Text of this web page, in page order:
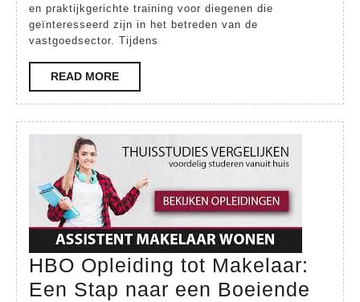
Jaar
en praktijkgerichte training voor diegenen die
geïnteresseerd zijn in het betreden van de
vastgoedsector. Tijdens
READ MOREREAD
MORE
HBO Opleiding tot Makelaar:
Een Stap naar een Boeiende